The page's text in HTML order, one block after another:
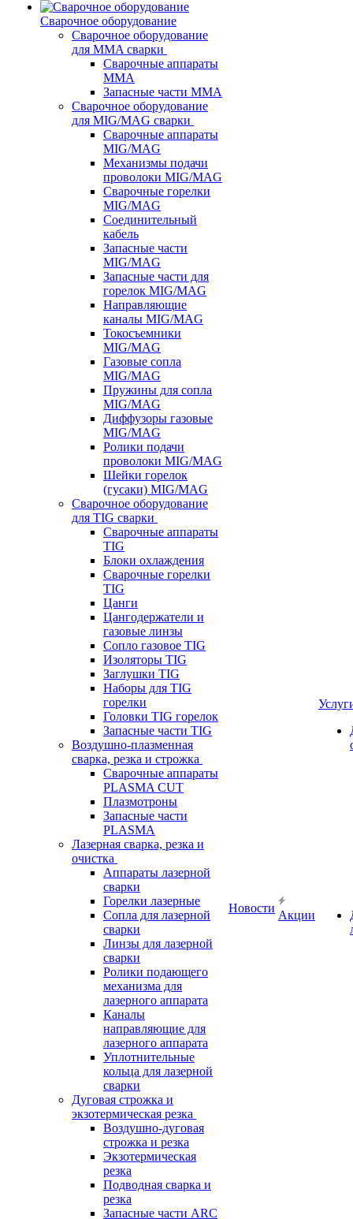
Сварочное оборудование
Сварочное оборудование
для MMA сварки
Сварочные аппараты
MMA
Запасные части MMA
Сварочное оборудование
для MIG/MAG сварки
Сварочные аппараты
MIG/MAG
Механизмы подачи
проволоки MIG/MAG
Сварочные горелки
MIG/MAG
Соединительный
кабель
Запасные части
MIG/MAG
Запасные части для
горелок MIG/MAG
Направляющие
каналы MIG/MAG
Токосъемники
MIG/MAG
Газовые сопла
MIG/MAG
Пружины для сопла
MIG/MAG
Диффузоры газовые
MIG/MAG
Ролики подачи
проволоки MIG/MAG
Шейки горелок
(гусаки) MIG/MAG
Сварочное оборудование
для TIG сварки
Сварочные аппараты
TIG
Блоки охлаждения
Сварочные горелки
TIG
Цанги
Цангодержатели и
газовые линзы
Сопло газовое TIG
Изоляторы TIG
Заглушки TIG
Наборы для TIG
горелки
Головки TIG горелок
Запасные части TIG
Воздушно-плазменная
сварка, резка и строжка
Сварочные аппараты
PLASMA CUT
Плазмотроны
Запасные части
PLASMA
Лазерная сварка, резка и
очистка
Аппараты лазерной
сварки
Горелки лазерные
Сопла для лазерной
сварки
Линзы для лазерной
сварки
Ролики подающего
механизма для
лазерного аппарата
Каналы
направляющие для
лазерного аппарата
Уплотнительные
кольца для лазерной
сварки
Дуговая строжка и
экзотермическая резка
Воздушно-дуговая
строжка и резка
Экзотермическая
резка
Подводная сварка и
резка
Запасные части ARC
Новости
Акции